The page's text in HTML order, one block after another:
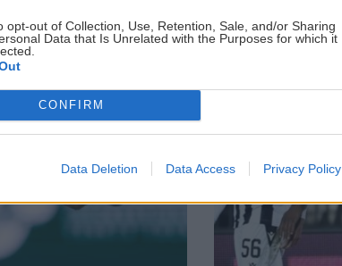
opt-out of Collection, Use, Retention, Sale, and/or Sharing
Data that Is Unrelated with the Purposes for which it
CONFIRM
Data Deletion Data Access Privacy Policy
δεύτερο γύρο του Μόντρεαλ
Πώς τερματίζονται οι σχέσεις με
Image